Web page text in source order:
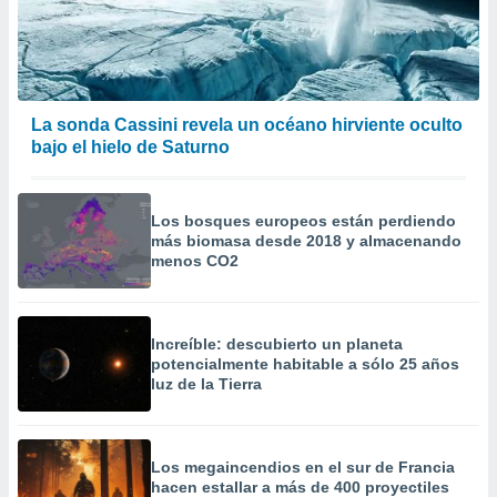
La sonda Cassini revela un océano hirviente oculto
bajo el hielo de Saturno
Los bosques europeos están perdiendo
más biomasa desde 2018 y almacenando
menos CO2
Increíble: descubierto un planeta
potencialmente habitable a sólo 25 años
luz de la Tierra
Los megaincendios en el sur de Francia
hacen estallar a más de 400 proyectiles